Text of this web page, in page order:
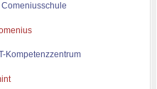
Kompetenzzentrum